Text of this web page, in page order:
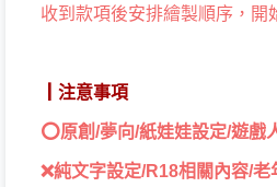
收到款項後安排繪製順序，開
┃注意事項
⭕原創/夢向/紙娃娃設定/遊戲
❌純文字設定/R18相關內容/